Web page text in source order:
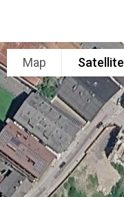
Map Satellite